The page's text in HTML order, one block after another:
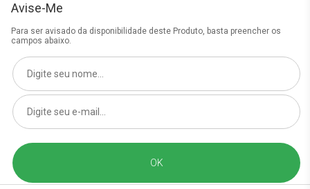
Avise-Me
Para ser avisado da disponibilidade deste Produto, basta preencher os
campos abaixo.